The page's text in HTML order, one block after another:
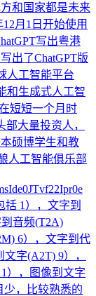
和国家都是未来
月1日开始使用
写出粤港
出了ChatGPT版
人工智能平台
和生成式人工智
短短一个月时
大量投资人，
硕博学生和教
人工智能俱乐部
1），文字到
音频(T2A)
6），文字到代
字(A2T) 9），
），图像到文字
少，比较熟悉的